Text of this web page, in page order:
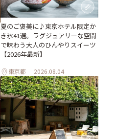
夏のご褒美に♪東京ホテル限定か
き氷41選。ラグジュアリーな空間
で味わう大人のひんやりスイーツ
【2026年最新】
東京都 2026.08.04